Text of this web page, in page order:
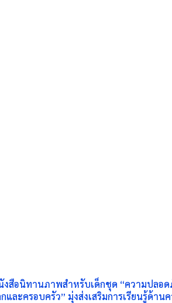
อนิทานภาพสำหรับเด็กชุด “ความปลอด
ะครอบครัว” มุ่งส่งเสริมการเรียนรู้ด้า